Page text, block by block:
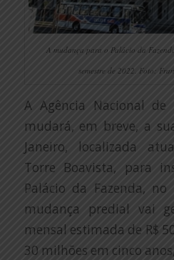
A mudança para o Palácio da
semestre de 2022. Foto:
A Agência Nacional de
mudará, em breve, a
Janeiro, localizada
Torre Boavista, para
Palácio da Fazenda,
mudança predial vai
mensal estimada de R$
30 milhões em cinco